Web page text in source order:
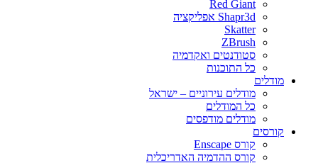
Red Giant
Shapr3d אפליקציה
Skatter
ZBrush
סטודנטים ואקדמיה
כל התוכנות
מודלים
מודלים עירוניים – ישראל
כל המודלים
מודלים מודפסים
קורסים
קורס Enscape
קורס ההדמיה האדריכלית